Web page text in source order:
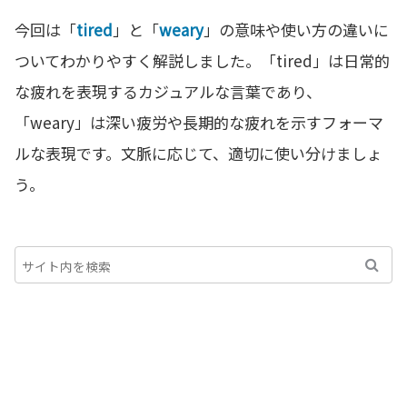
今回は「tired」と「weary」の意味や使い方の違いに
ついてわかりやすく解説しました。「tired」は日常的
な疲れを表現するカジュアルな言葉であり、
「weary」は深い疲労や長期的な疲れを示すフォーマ
ルな表現です。文脈に応じて、適切に使い分けましょ
う。